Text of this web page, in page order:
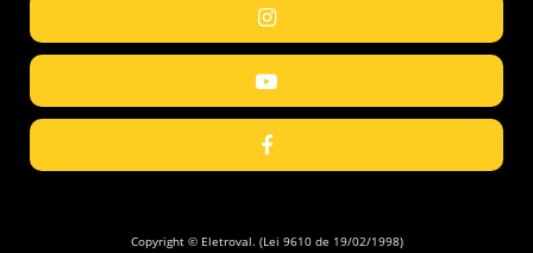
Copyright © Eletroval. (Lei 9610 de 19/02/1998)